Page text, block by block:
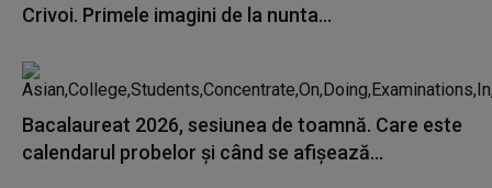
Crivoi. Primele imagini de la nunta...
Bacalaureat 2026, sesiunea de toamnă. Care este
calendarul probelor și când se afișează...